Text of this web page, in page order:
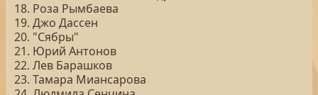
18. Роза Рымбаева
19. Джо Дассен
20. "Сябры"
21. Юрий Антонов
22. Лев Барашков
23. Тамара Миансарова